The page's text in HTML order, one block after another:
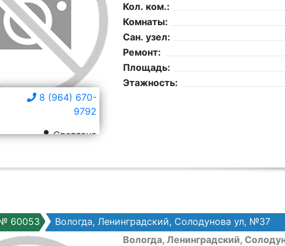
8 (964) 670-
9792
Светлана
Кол. ком.:
Комнаты:
Сан. узел:
Ремонт:
Площадь:
Этажность:
60053 Вологда, Ленинградский, Солодунова ул, №37
Вологда, Ленинградский,